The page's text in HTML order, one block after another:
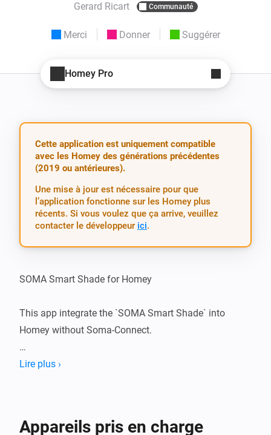
Gerard Ricart Communauté
Merci Donner Suggérer
Homey Pro
Cette application est uniquement compatible
avec les Homey des générations précédentes
(2019 ou antérieures).
Une mise à jour est nécessaire pour que
l’application fonctionne sur les Homey plus
récents. Si vous voulez que ça arrive, veuillez
contacter le développeur ici.
SOMA Smart Shade for Homey
This app integrate the `SOMA Smart Shade` into
Homey without Soma-Connect.
Works with Soma Shades and Soma Tilt
BLUETTOOTH to connecto to Shades.
Lire plus ›
Appareils pris en charge